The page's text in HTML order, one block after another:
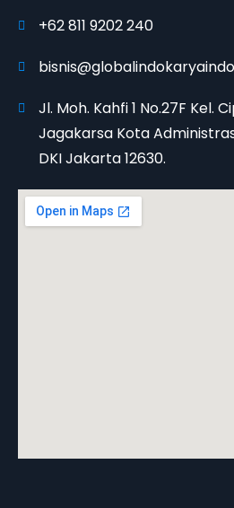
+62 811 9202 240
Jl. Moh. Kahfi 1 No.27F Kel.
Jagakarsa Kota
DKI Jakarta 12630.